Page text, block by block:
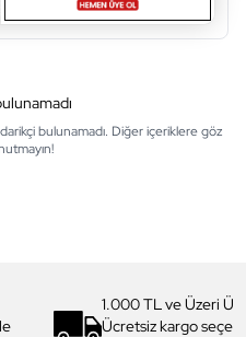
bulunamadı. Diğer içeriklere göz
1.000 TL ve Üzeri
Ücretsiz kargo